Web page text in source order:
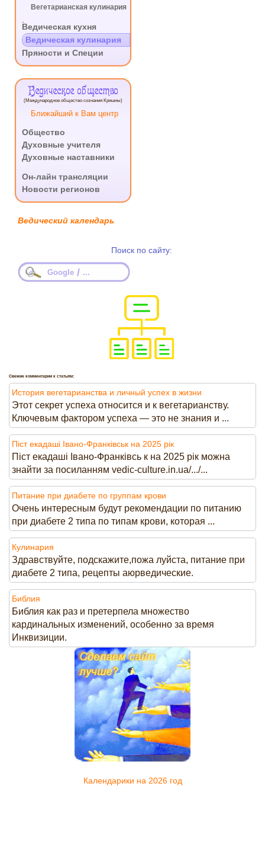
Вегетарианская кулинария
.
Ведическая кухня
Ведическая кулинария
Пряности и Специи
Ведическое общество
(Международное общество сознания Кришны)
Ближайший к Вам центр
Общество
Духовные учителя
Духовные наставники
Он-лайн трансляции
Новости регионов
Ведический календарь
Поиск по сайту:
Google / ...
Свежие комментарии к статьям:
История вегетарианства и личный успех в жизни
Этот секрет успеха относится и к вегетарианству.
Ключевым фактором успеха — это не знания и ...
Піст екадаші Івано-Франківськ на 2025 рік
Піст екадаші Івано-Франківсь к на 2025 рік можна
знайти за посиланням vedic-culture.in.ua/.../...
Питание при диабете по группам крови
Очень интересным будут рекомендации по питанию
при диабете 2 типа по типам крови, которая ...
Кулинария
Здравствуйте, подскажите,пожа луйста, питание при
диабете 2 типа, рецепты аюрведические.
Библия
Библия как раз и претерпела множество
кардинальных изменений, особенно за время
Инквизиции.
Календарики на 2026 год